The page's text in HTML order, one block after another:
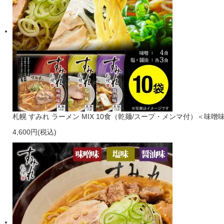
札幌 すみれ ラーメン MIX 10食（乾麺/スープ・メンマ付）＜味噌
4,600円(税込)